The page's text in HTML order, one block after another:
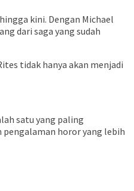
kini. Dengan Michael
dari saga yang sudah
tidak hanya akan menjadi
satu yang paling
pengalaman horor yang lebih